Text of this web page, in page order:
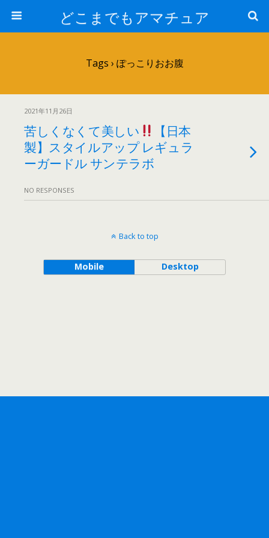
どこまでもアマチュア
Tags › ぽっこりおお腹
2021年11月26日
苦しくなくて美しい
【日本
製】スタイルアップ レギュラ
ーガードル サンテラボ
NO RESPONSES
Back to top
Mobile Desktop